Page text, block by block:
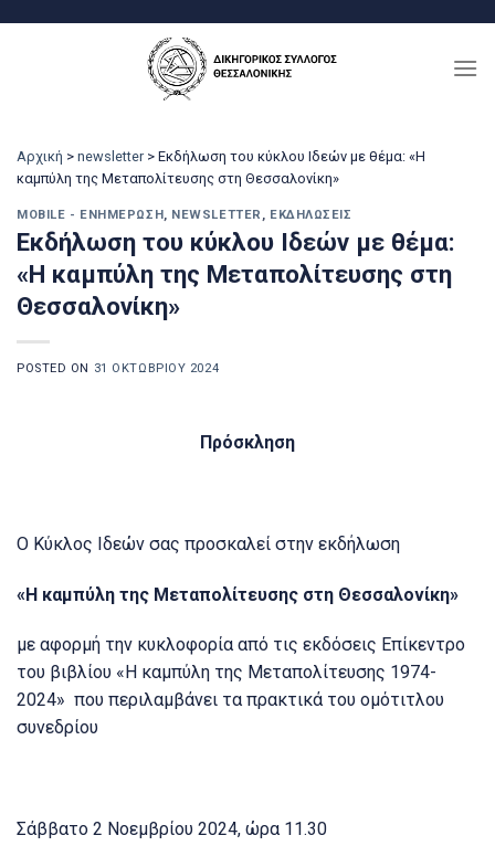
Αρχική > newsletter > Εκδήλωση του κύκλου Ιδεών με θέμα: «Η
καμπύλη της Μεταπολίτευσης στη Θεσσαλονίκη»
MOBILE - ΕΝΗΜΈΡΩΣΗ, NEWSLETTER , ΕΚΔΗΛΏΣΕΙΣ
Εκδήλωση του κύκλου Ιδεών με θέμα:
«Η καμπύλη της Μεταπολίτευσης στη
Θεσσαλονίκη»
POSTED ON 31 ΟΚΤΩΒΡΊΟΥ 2024
Πρόσκληση
Ο Κύκλος Ιδεών σας προσκαλεί στην εκδήλωση
«Η καμπύλη της Μεταπολίτευσης στη Θεσσαλονίκη»
με αφορμή την κυκλοφορία από τις εκδόσεις Επίκεντρο
του βιβλίου «Η καμπύλη της Μεταπολίτευσης 1974-
2024» που περιλαμβάνει τα πρακτικά του ομότιτλου
συνεδρίου
Σάββατο 2 Νοεμβρίου 2024, ώρα 11.30